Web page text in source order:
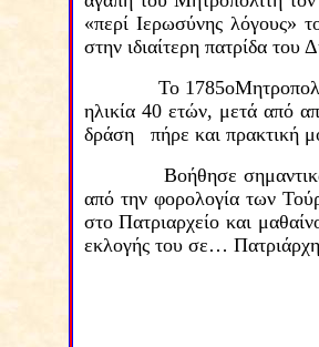
«περί Ιερωσύνης λόγους»
στην ιδιαίτερη πατρίδα του
Το
ηλικία 40 ετών, μετά από
δράση πήρε και πρακτική
Βοήθησε
από την φορολογία των
στο Πατριαρχείο και
εκλογής του σε…